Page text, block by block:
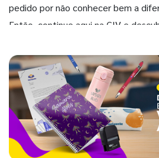
pedido por não conhecer bem a
Então, continue aqui na GIV e